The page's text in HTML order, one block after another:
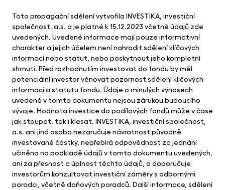
Toto propagační sdělení vytvořila INVESTIKA, investiční
společnost, a.s. a je platné k 15.12.2023 včetně údajů zde
uvedených. Uvedené informace mají pouze informativní
charakter a jejich účelem není nahradit sdělení klíčových
informací nebo statut, nebo poskytnout jeho kompletní
shrnutí. Před rozhodnutím investovat do fondu by měl
potenciální investor věnovat pozornost sdělení klíčových
informací a statutu fondu. Údaje o minulých výnosech
uvedené v tomto dokumentu nejsou zárukou budoucího
vývoje. Hodnota investice do podílových fondů může v čase
jak stoupat, tak i klesat. INVESTIKA, investiční společnost,
a.s. ani jiná osoba nezaručuje návratnost původně
investované částky, nepřebírá odpovědnost za jednání
učiněna na podkladě údajů v tomto dokumentu uvedených,
ani za přesnost a úplnost těchto údajů, a doporučuje
investorům konzultovat investiční záměry s odbornými
poradci, včetně daňových poradců. Další informace, sdělení